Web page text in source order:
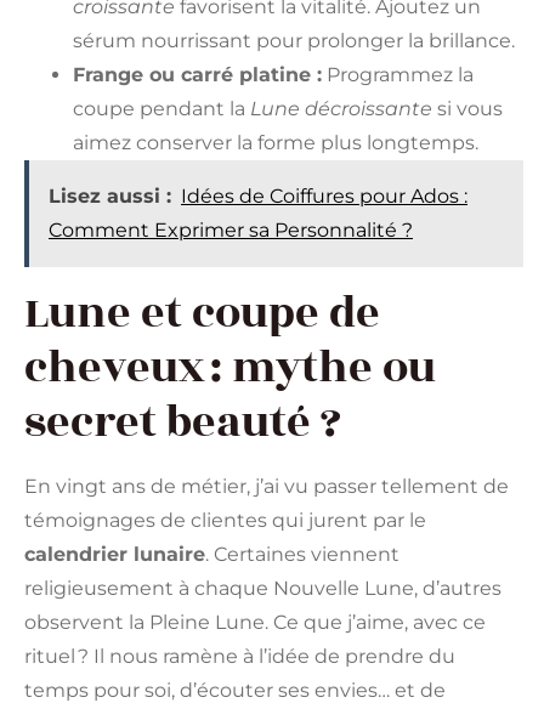
croissante favorisent la vitalité. Ajoutez un
sérum nourrissant pour prolonger la brillance.
Frange ou carré platine : Programmez la
coupe pendant la Lune décroissante si vous
aimez conserver la forme plus longtemps.
Lisez aussi : Idées de Coiffures pour Ados :
Comment Exprimer sa Personnalité ?
Lune et coupe de
cheveux : mythe ou
secret beauté ?
En vingt ans de métier, j’ai vu passer tellement de
témoignages de clientes qui jurent par le
calendrier lunaire. Certaines viennent
religieusement à chaque Nouvelle Lune, d’autres
observent la Pleine Lune. Ce que j’aime, avec ce
rituel ? Il nous ramène à l’idée de prendre du
temps pour soi, d’écouter ses envies… et de